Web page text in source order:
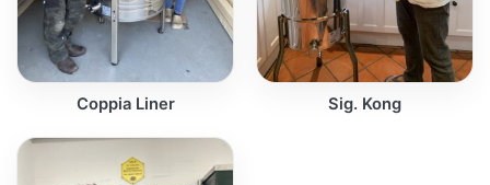
Coppia Liner Sig. Kong